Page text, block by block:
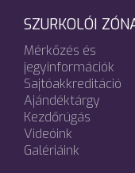
SZURKOLÓI
Mérkőzés és
jegyinformációk
Sajtóakkreditáció
Ajándéktárgy
Kezdőrúgás
Videóink
Galériáink